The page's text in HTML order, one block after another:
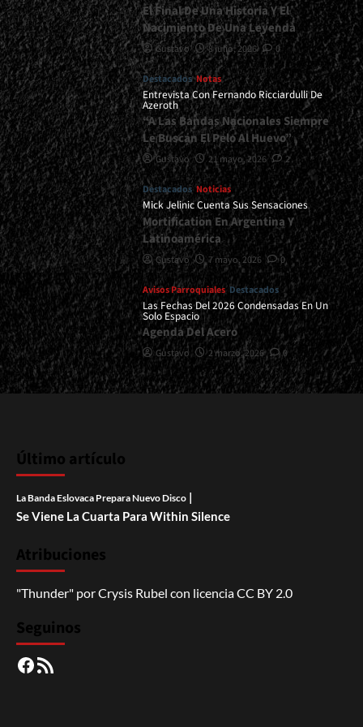
El Final De Una Historia Y El
Nacimiento De Una Leyenda
Gustavo 8 julio, 2026 0
Destacados Notas
Entrevista Con Fernando Ricciardulli De
Azeroth
“A Las Bandas Nacionales Siempre
Le Buscan El Pelo Al Huevo”
Gustavo 21 mayo, 2026 2
Destacados Noticias
Mick Jelinic Cuenta Sus Sensaciones
Mortification En Argentina Y
Latinoamérica
Gustavo 7 mayo, 2026 0
Avisos Parroquiales Destacados
Las Fechas Del 2026 Condensadas En Un
Solo Espacio
Agenda Del Acero
Gustavo 2 marzo, 2026 0
Último artículo
La Banda Eslovaca Prepara Nuevo Disco |
Se Viene La Cuarta Para Within Silence
Atribuciones
"Thunder" porCrysis Rubel con licenciaCC BY 2.0
Seguinos
Facebook
RSS